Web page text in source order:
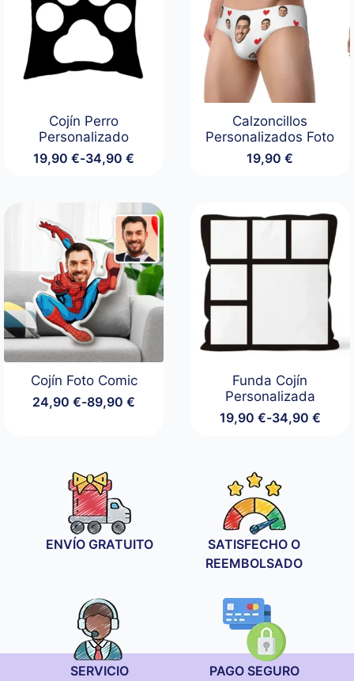
Cojín Perro
Personalizado
19,90€-34,90€
Rango
19,90 €
hasta
34,90 €
Calzoncillos
Personalizados Foto
19,90€
Cojín Foto Comic
24,90€-89,90€
Rango
24,90 €
hasta
89,90 €
Funda Cojín
Personalizada
19,90 €-34,90 €
Rango
19,90 €
hasta
34,90 €
ENVÍO GRATUITO
SATISFECHO O
REEMBOLSADO
SERVICIO
PAGO SEGURO